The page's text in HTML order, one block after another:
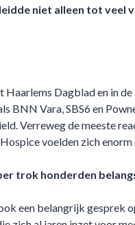
niet alleen tot veel
Haarlems Dagblad en in
BNN Vara, SBS6 en
Verreweg de meeste
voelden zich
trok honderden
een belangrijk gesprek